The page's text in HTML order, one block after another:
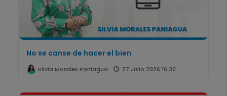
No se canse de hacer el bien
Silvia Morales Paniagua 27 Julio 2026 16:30